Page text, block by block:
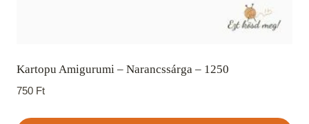
Kartopu Amigurumi – Narancssárga – 1250
750 Ft